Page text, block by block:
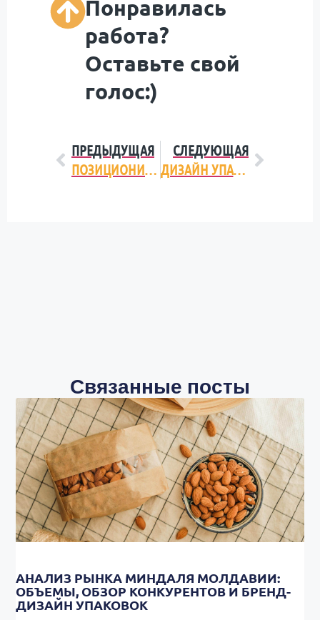
Понравилась
работа?
Оставьте свой
голос:)
ПРЕДЫДУЩАЯ
ПОЗИЦИОНИРОВАНИЕ: НАХОДИМ СВОЕ МЕСТО В СОЗНАНИИ ПОТРЕБИТЕЛЯ
СЛЕДУЮЩАЯ
ДИЗАЙН УПАКОВКИ. 10 ПОПУЛЯРНЫХ ТРЕНДОВ
Связанные посты
АНАЛИЗ РЫНКА МИНДАЛЯ МОЛДАВИИ:
ОБЪЕМЫ, ОБЗОР КОНКУРЕНТОВ И БРЕНД-
ДИЗАЙН УПАКОВОК